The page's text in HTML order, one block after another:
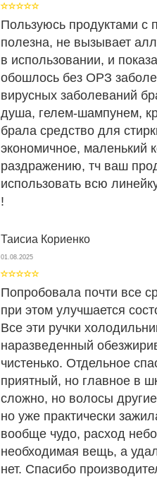
Пользуюсь продуктами с
полезна, не вызывает
в использовании, и
обошлось без ОРЗ
вирусных заболеваний
душа, гелем-шампунем,
брала средство для
экономичное, маленький
раздражению, тч ваш
использовать всю
!
Таисиа Кориенко
01.08.2025
Попробовала почти все
при этом улучшается
Все эти ручки
наразведенный
чистенько. Отдельное
приятный, но главное в
сложно, но волосы
но уже практически
вообще чудо, расход
необходимая вещь, а
нет. Спасибо